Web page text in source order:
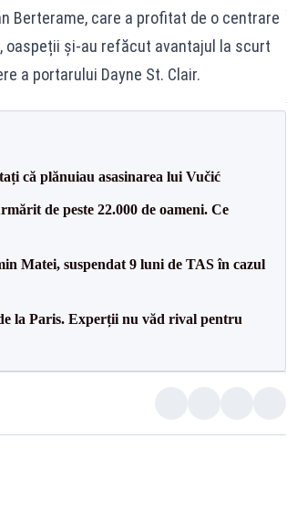
Berterame, care a profitat de o centrare
oaspeții și-au refăcut avantajul la scurt
a portarului Dayne St. Clair.
că plănuiau asasinarea lui Vučić
de peste 22.000 de oameni. Ce
Matei, suspendat 9 luni de TAS în cazul
la Paris. Experții nu văd rival pentru